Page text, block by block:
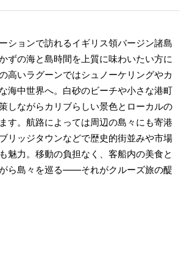
ションで訪れるイギリス領バージン諸島
ずの海と島時間を上質に味わいたい方に
高いラグーンではシュノーケリングやカ
海中世界へ。白砂のビーチや小さな港町
しながらカリブらしい景色とローカルの
す。航路によっては周辺の島々にも寄港
リッジタウンなどで歴史的街並みや市場
魅力。移動の負担なく、客船内の美食と
ら島々を巡る――それがクルーズ旅の醍